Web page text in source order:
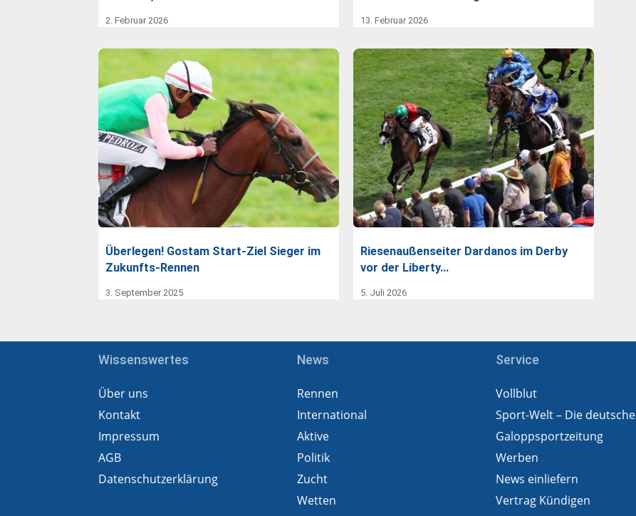
2. Februar 2026 13. Februar 2026
Überlegen! Gostam Start-Ziel Sieger im
Zukunfts-Rennen
3. September 2025
Riesenaußenseiter Dardanos im Derby
vor der Liberty…
5. Juli 2026
Wissenswertes
Über uns
Kontakt
Impressum
AGB
Datenschutzerklärung
News
Rennen
International
Aktive
Politik
Zucht
Wetten
Service
Vollblut
Sport-Welt – Die deutsche
Galoppsportzeitung
Werben
News einliefern
Vertrag Kündigen